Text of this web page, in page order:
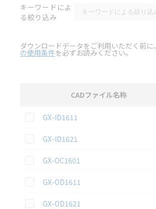
キーワードによ
る絞り込み
ダウンロードデータをご利用いただく前に、
の使用条件を必ずお読みください。
CADファイル名称
この資料を選択
GX-ID1611
この資料を選択
GX-ID1621
この資料を選択
GX-OC1601
この資料を選択
GX-OD1611
この資料を選択
GX-OD1621